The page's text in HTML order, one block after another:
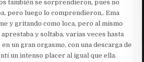
también se sorprendieron, pues no
pero luego lo comprendieron,. Ema
y gritando como loca, pero al mismo
y soltaba, varias veces hasta
un gran orgasmo, con una descarga de
un intenso placer al igual que ella.